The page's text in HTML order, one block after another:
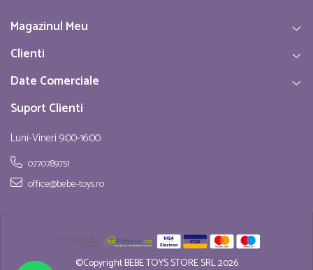
Magazinul Meu
Clienti
Date Comerciale
Suport Clienti
Luni-Vineri 9:00-16:00
0770789751
office@bebe-toys.ro
©Copyright BEBE TOYS STORE SRL 2026